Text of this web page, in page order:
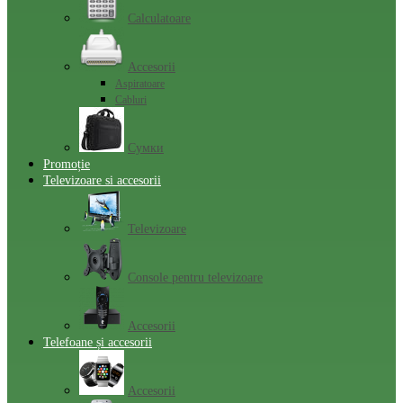
Calculatoare
Accesorii
Aspiratoare
Cabluri
Сумки
Promoție
Televizoare si accesorii
Televizoare
Console pentru televizoare
Accesorii
Telefoane și accesorii
Accesorii